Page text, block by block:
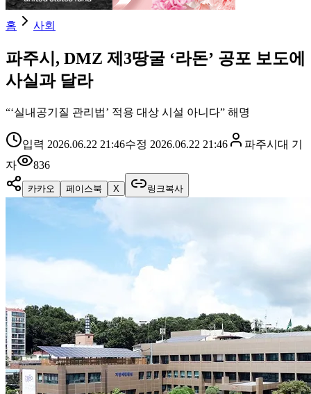
홈 사회
파주시, DMZ 제3땅굴 ‘라돈’ 공포 보도에
사실과 달라
“‘실내공기질 관리법’ 적용 대상 시설 아니다” 해명
입력 2026.06.22 21:46수정 2026.06.22 21:46 파주시대 기
자
836
카카오 페이스북 X 링크복사